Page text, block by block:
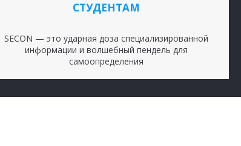
СТУДЕНТАМ
SECON — это ударная доза специализированной
информации и волшебный пендель для
самоопределения